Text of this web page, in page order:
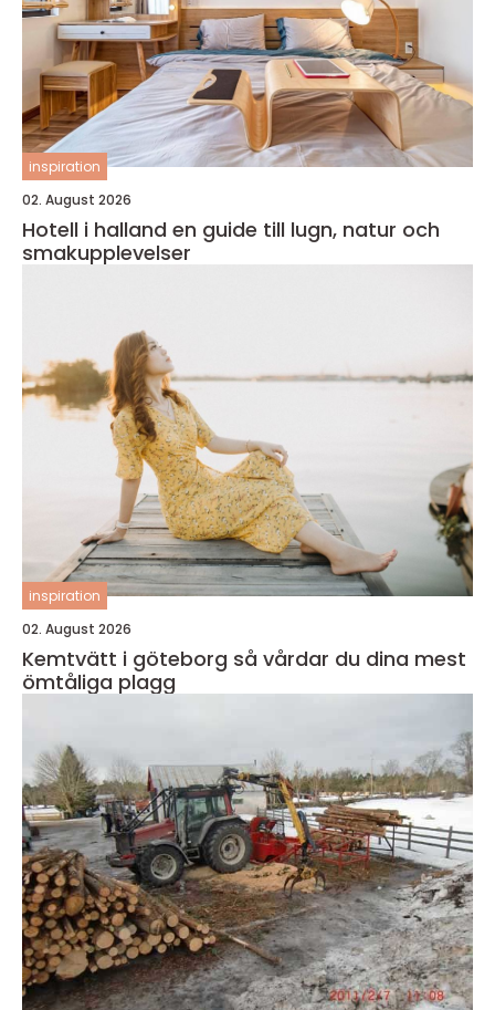
inspiration
02. August 2026
Hotell i halland en guide till lugn, natur och
smakupplevelser
inspiration
02. August 2026
Kemtvätt i göteborg så vårdar du dina mest
ömtåliga plagg